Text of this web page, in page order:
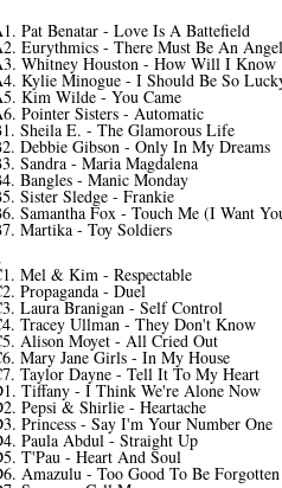
Pat Benatar - Love Is A Battefield
Eurythmics - There Must Be An
Whitney Houston - How Will I Know
Kylie Minogue - I Should Be So
Kim Wilde - You Came
Pointer Sisters - Automatic
Sheila E. - The Glamorous Life
Debbie Gibson - Only In My Dreams
Sandra - Maria Magdalena
Bangles - Manic Monday
Sister Sledge - Frankie
Samantha Fox - Touch Me (I Want
Martika - Toy Soldiers
Mel & Kim - Respectable
Propaganda - Duel
Laura Branigan - Self Control
Tracey Ullman - They Don't Know
Alison Moyet - All Cried Out
Mary Jane Girls - In My House
Taylor Dayne - Tell It To My Heart
Tiffany - I Think We're Alone Now
Pepsi & Shirlie - Heartache
Princess - Say I'm Your Number One
Paula Abdul - Straight Up
T'Pau - Heart And Soul
Amazulu - Too Good To Be Forgotten